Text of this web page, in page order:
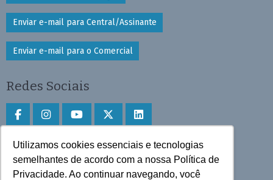
Utilizamos cookies essenciais e tecnologias
semelhantes de acordo com a nossa Política de
Privacidade. Ao continuar navegando, você
Enviar e-mail para Central/Assinante
Enviar e-mail para o Comercial
Redes Sociais
Faça download do aplicativo
Play Store e App Store